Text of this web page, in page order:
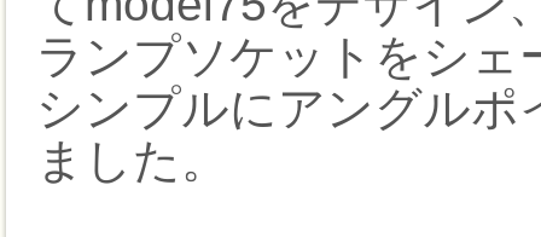
ランプソケットをシェ
シンプルにアングル
ました。